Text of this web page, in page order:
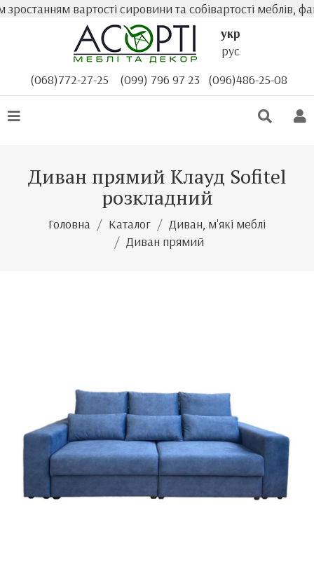
вартості сировини та собівартості меблів,
укр
рус
(068)772-27-25
(099) 796 97 23 (096)486-25-08
Диван прямий Клауд Sofitel
розкладний
Головна Каталог
Диван, м'які меблі
Диван прямий